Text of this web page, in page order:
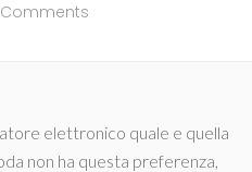
elettronico quale e quella
non ha questa preferenza,